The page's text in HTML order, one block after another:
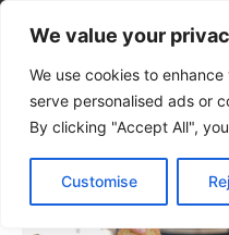
We value your
We use cookies to
serve personalised ads or
By clicking "Accept All",
Customise
Tags Το Οκτατάξιον
Tag:Το